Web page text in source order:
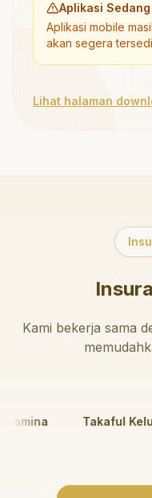
Aplikasi
Aplikasi mobile
akan segera
Lihat halaman
Kami bekerja sama
Takaful